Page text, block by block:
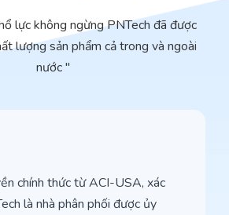
lực không ngừng PNTech đã được
lượng sản phẩm cả trong và ngoài
nước "
chính thức từ ACI-USA, xác
là nhà phân phối được ủy